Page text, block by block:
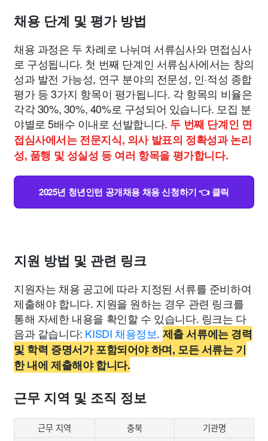
채용 단계 및 평가 방법
채용 과정은 두 차례로 나뉘며 서류심사와 면접심사
로 구성됩니다. 첫 번째 단계인 서류심사에서는 창의
성과 발전 가능성, 연구 분야의 전문성, 인·적성 종합
평가 등 3가지 항목이 평가됩니다. 각 항목의 비율은
각각 30%, 30%, 40%로 구성되어 있습니다. 모집 분
야별로 5배수 이내로 선발합니다. 두 번째 단계인 면
접심사에서는 전문지식, 의사 발표의 정확성과 논리
성, 품행 및 성실성 등 여러 항목을 평가합니다.
2025년 청년인턴 공개채용 채용 신청하기 👈 클릭
지원 방법 및 관련 링크
지원자는 채용 공고에 따라 지정된 서류를 준비하여
제출해야 합니다. 지원을 원하는 경우 관련 링크를
통해 자세한 내용을 확인할 수 있습니다. 링크는 다
음과 같습니다: KISDI 채용정보. 제출 서류에는 경력
및 학력 증명서가 포함되어야 하며, 모든 서류는 기
한 내에 제출해야 합니다.
근무 지역 및 조직 정보
근무 지역 충북
기관명